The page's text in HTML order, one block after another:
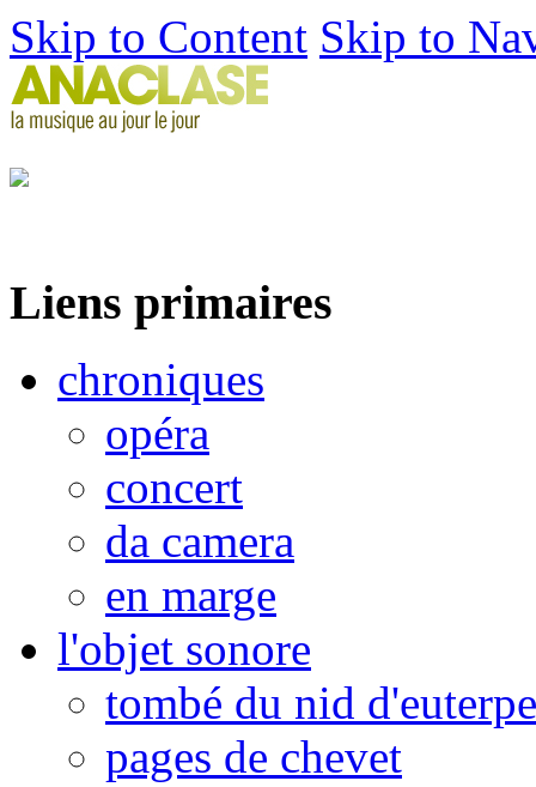
Skip to Content Skip to
Liens primaires
chroniques
opéra
concert
da camera
en marge
l'objet sonore
tombé du nid d'euterpe
pages de chevet